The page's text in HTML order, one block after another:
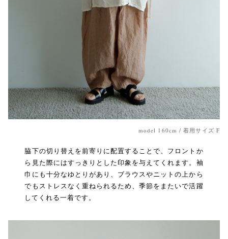
model 160cm / 着用サイズ F
脇下の切り替えを前寄りに配置することで、フロントか
ら見た際にはすっきりとした印象を与えてくれます。袖
巾にも十分なゆとりがあり、ブラウスやニットの上から
でもストレスなく重ねられるため、季節をまたいで活躍
してくれる一着です。